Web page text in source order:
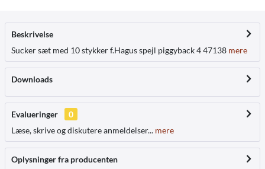
Beskrivelse
Sucker sæt med 10 stykker f.Hagus spejl piggyback 4 47138 mere
Downloads
Evalueringer
0
Læse, skrive og diskutere anmeldelser... mere
Oplysninger fra producenten